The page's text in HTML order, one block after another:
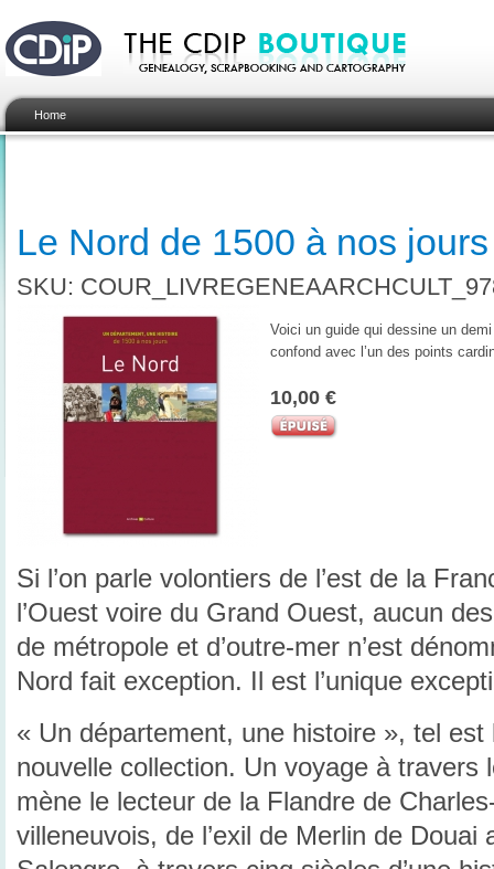
Home
Le Nord de 1500 à nos jours
SKU:
Voici un guide qui dessine un
confond avec l’un des points
10,00 €
Si l’on parle volontiers de l’est de la
l’Ouest voire du Grand Ouest, aucun
de métropole et d’outre-mer n’est
Nord fait exception. Il est l’unique
« Un département, une histoire », tel
nouvelle collection. Un voyage à travers
mène le lecteur de la Flandre de
villeneuvois, de l’exil de Merlin de Douai